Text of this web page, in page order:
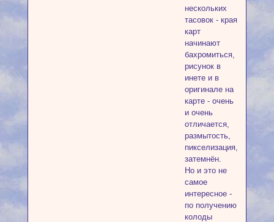
нескольких
тасовок - края
карт
начинают
бахромиться,
рисунок в
инете и в
оригинале на
карте - очень
и очень
отличается,
размытость,
пикселизация,
затемнён.
Но и это не
самое
интересное -
по получению
колоды